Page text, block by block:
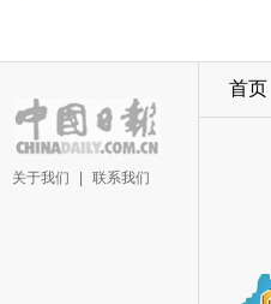
关于我们 | 联系我们
首页